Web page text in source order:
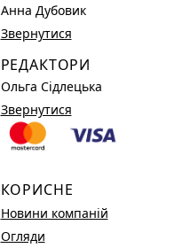
Анна Дубовик
Звернутися
РЕДАКТОРИ
Ольга Сідлецька
Звернутися
КОРИСНЕ
Новини компаній
Огляди